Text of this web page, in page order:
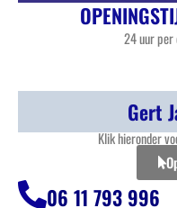
24 uur per
Gert
Klik hieronder
06 11 793 996